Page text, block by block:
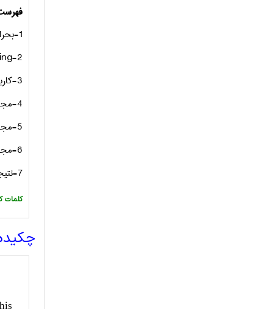
1-بحران
2
3-کاربرد
4-مجازی سازی جزئی
5-مجازی سازی سخت افزاری ایمن
6-مجازی سازی کامل
7-نتیجه گیری
:کلمات